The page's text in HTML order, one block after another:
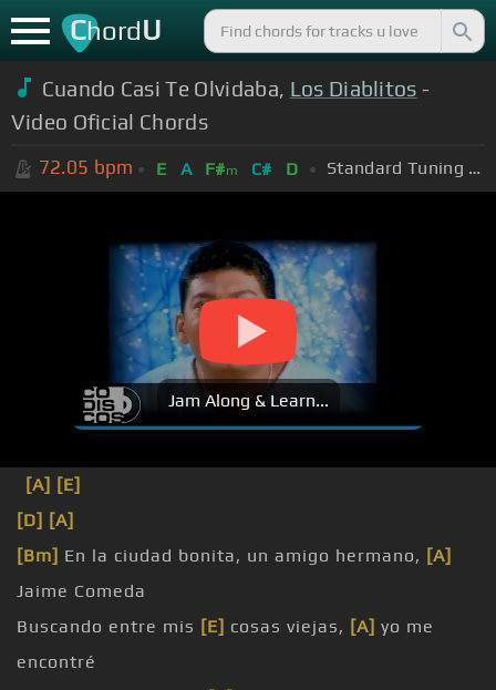
ChordU
Cuando Casi Te Olvidaba, Los Diablitos -
Video Oficial Chords
72.05 bpm E A F#m C# D Standard Tuning (EADGBE)
Jam Along & Learn...
[A] [E]
[D] [A]
[Bm] En la ciudad bonita, un amigo hermano, [A]
Jaime Comeda
Buscando entre mis [E] cosas viejas, [A] yo me
encontré